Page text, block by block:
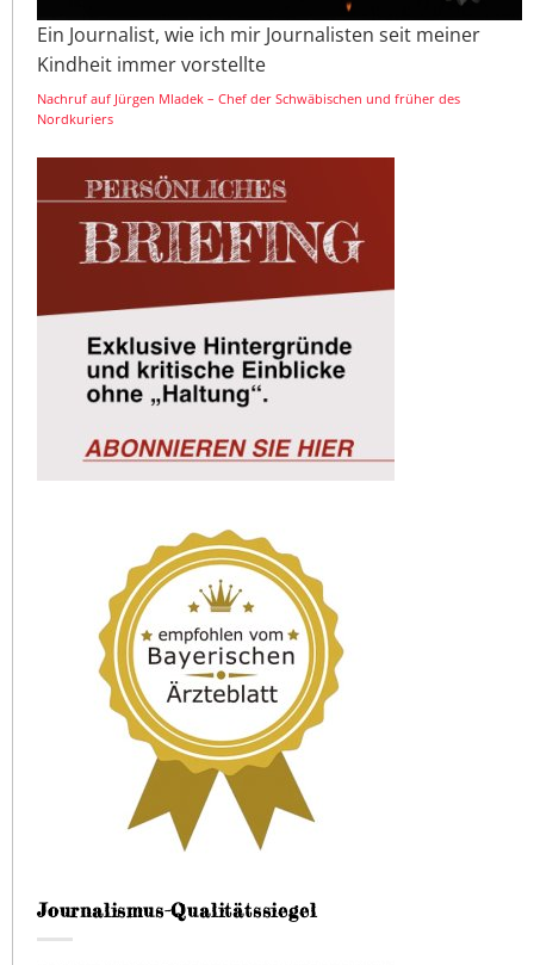
Ein Journalist, wie ich mir Journalisten seit meiner
Kindheit immer vorstellte
Nachruf auf Jürgen Mladek – Chef der Schwäbischen und früher des
Nordkuriers
Journalismus-Qualitätssiegel